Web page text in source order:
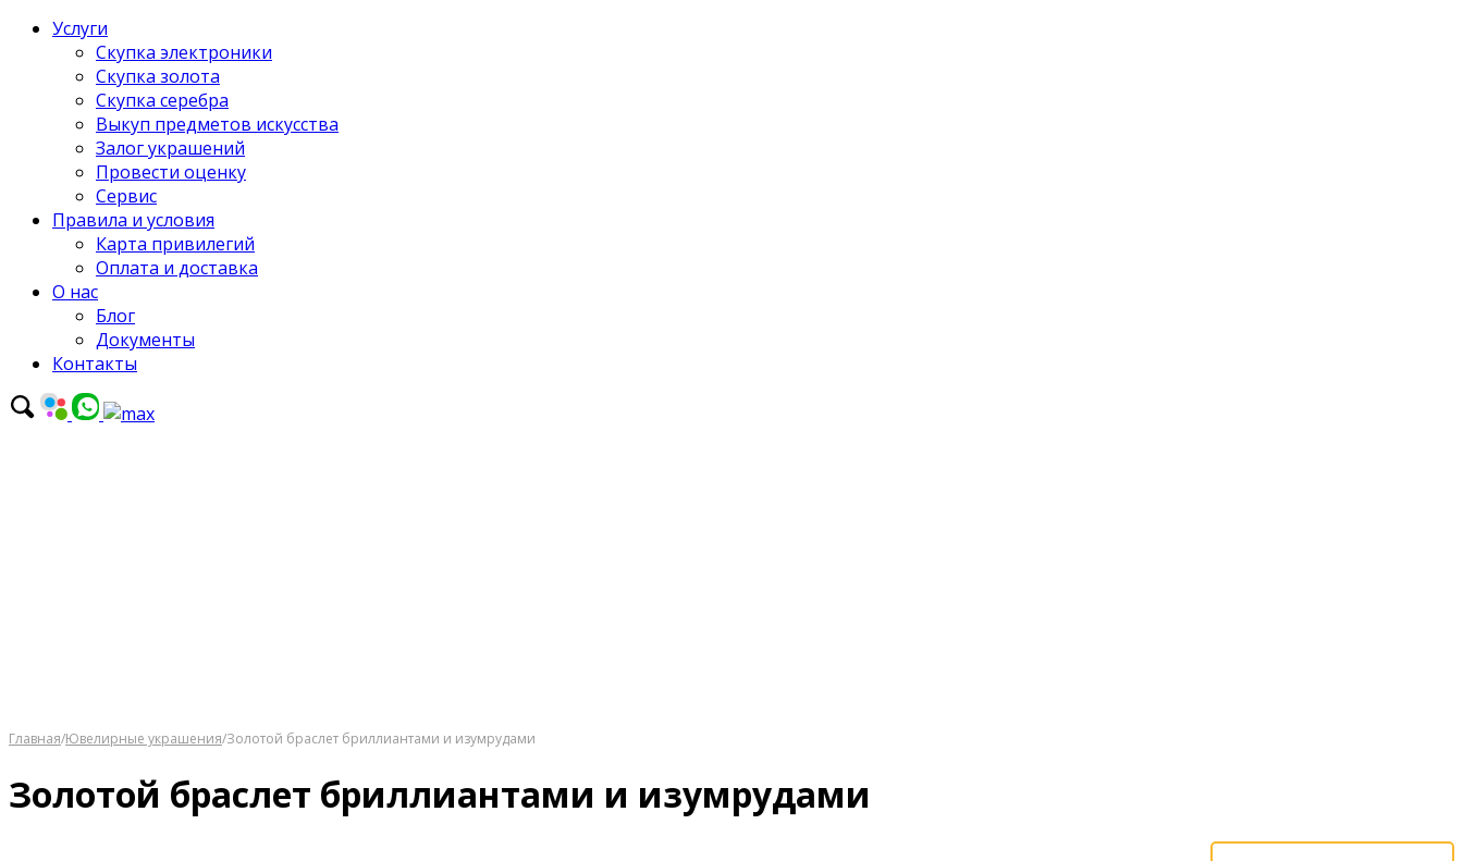
Услуги
Скупка электроники
Скупка золота
Скупка серебра
Выкуп предметов искусства
Залог украшений
Провести оценку
Сервис
Правила и условия
Карта привилегий
Оплата и доставка
О нас
Блог
Документы
Контакты
Главная/Ювелирные украшения/Золотой браслет бриллиантами и изумрудами
Золотой браслет бриллиантами и изумрудами